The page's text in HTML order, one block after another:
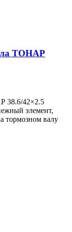
ТОНАР
38.6/42×2.5
элемент,
тормозном валу